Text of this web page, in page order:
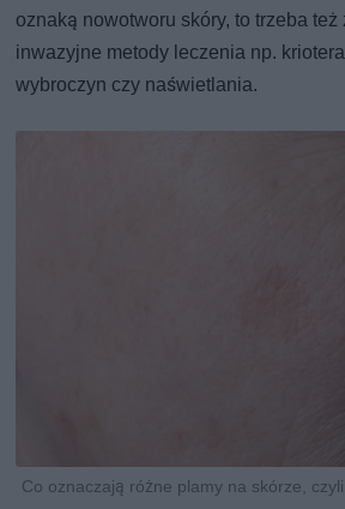
oznaką nowotworu skóry, to trzeba
inwazyjne metody leczenia np.
wybroczyn czy naświetlania.
Co oznaczają różne plamy na skórze,